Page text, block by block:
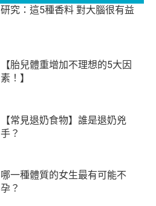
研究：這5種香料 對大腦很有益
【胎兒體重增加不理想的5大因
素！】
【常見退奶食物】誰是退奶兇
手？
哪一種體質的女生最有可能不
孕？